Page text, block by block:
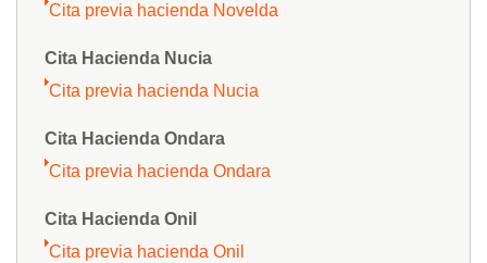
Cita previa hacienda Novelda
Cita Hacienda Nucia
Cita previa hacienda Nucia
Cita Hacienda Ondara
Cita previa hacienda Ondara
Cita Hacienda Onil
Cita previa hacienda Onil